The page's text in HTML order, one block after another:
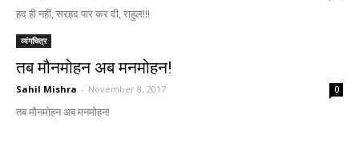
हद ही नहीं, सरहद पार कर दी, राहुल!!!
व्यंगचित्र
तब मौनमोहन अब मनमोहन!
Sahil Mishra - November 8, 2017 0
तब मौनमोहन अब मनमोहन!